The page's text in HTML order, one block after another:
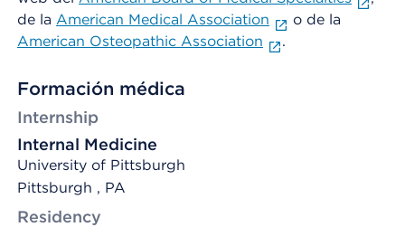
de la American Medical Association
o de la
American Osteopathic Association
.
Formación médica
Internship
Internal Medicine
University of Pittsburgh
Pittsburgh , PA
Residency